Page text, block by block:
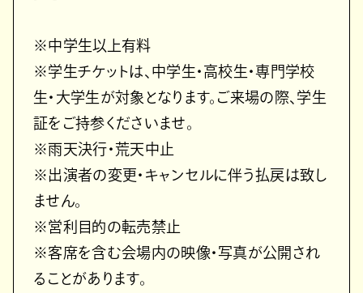
※中学生以上有料
※学生チケットは、中学生・高校生・専門学校
生・大学生が対象となります。ご来場の際、学生
証をご持参くださいませ。
※雨天決行・荒天中止
※出演者の変更・キャンセルに伴う払戻は致し
ません。
※営利目的の転売禁止
※客席を含む会場内の映像・写真が公開され
ることがあります。